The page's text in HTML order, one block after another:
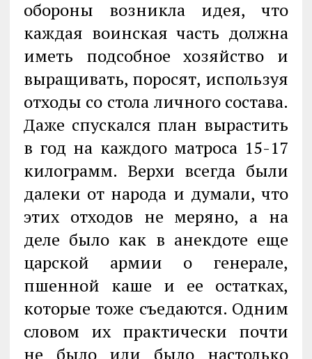
обороны возникла идея, что
каждая воинская часть должна
иметь подсобное хозяйство и
выращивать, поросят, используя
отходы со стола личного состава.
Даже спускался план вырастить
в год на каждого матроса 15-17
килограмм. Верхи всегда были
далеки от народа и думали, что
этих отходов не меряно, а на
деле было как в анекдоте еще
царской армии о генерале,
пшенной каше и ее остатках,
которые тоже съедаются. Одним
словом их практически почти
не было или было настолько